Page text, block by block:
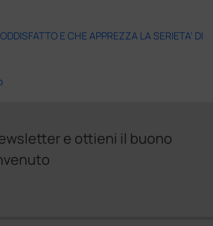
E CHE APPREZZA LA SERIETA' DI
e ottieni il buono